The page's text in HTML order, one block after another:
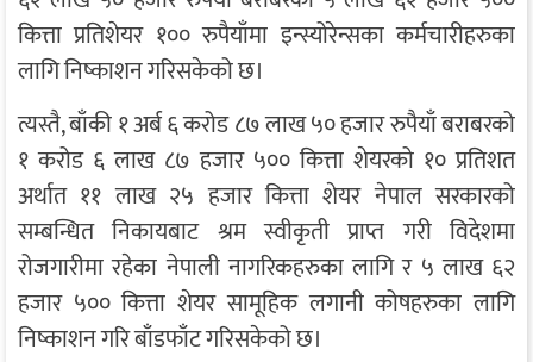
कित्ता प्रतिशेयर १०० रुपैयाँमा इन्स्योरेन्सका कर्मचारीहरुका
लागि निष्काशन गरिसकेको छ।
त्यस्तै, बाँकी १ अर्ब ६ करोड ८७ लाख ५० हजार रुपैयाँ बराबरको
१ करोड ६ लाख ८७ हजार ५०० कित्ता शेयरको १० प्रतिशत
अर्थात ११ लाख २५ हजार कित्ता शेयर नेपाल सरकारको
सम्बन्धित निकायबाट श्रम स्वीकृती प्राप्त गरी विदेशमा
रोजगारीमा रहेका नेपाली नागरिकहरुका लागि र ५ लाख ६२
हजार ५०० कित्ता शेयर सामूहिक लगानी कोषहरुका लागि
निष्काशन गरि बाँडफाँट गरिसकेको छ।